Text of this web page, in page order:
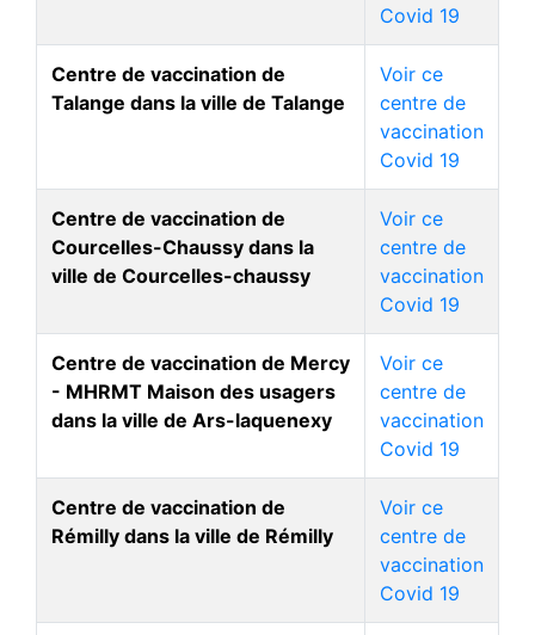
Covid 19
Centre de vaccination de
Talange dans la ville de Talange
Voir ce
centre de
vaccination
Covid 19
Centre de vaccination de
Courcelles-Chaussy dans la
ville de Courcelles-chaussy
Voir ce
centre de
vaccination
Covid 19
Centre de vaccination de Mercy
- MHRMT Maison des usagers
dans la ville de Ars-laquenexy
Voir ce
centre de
vaccination
Covid 19
Centre de vaccination de
Rémilly dans la ville de Rémilly
Voir ce
centre de
vaccination
Covid 19